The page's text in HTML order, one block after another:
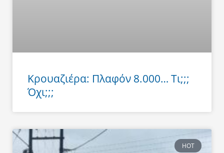
Κρουαζιέρα: Πλαφόν 8.000… Τι;;;
Όχι;;;
HOT